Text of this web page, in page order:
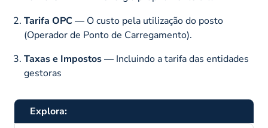
Tarifa OPC — O custo pela utilização do posto
(Operador de Ponto de Carregamento).
Taxas e Impostos — Incluindo a tarifa das entidades
gestoras
Explora: